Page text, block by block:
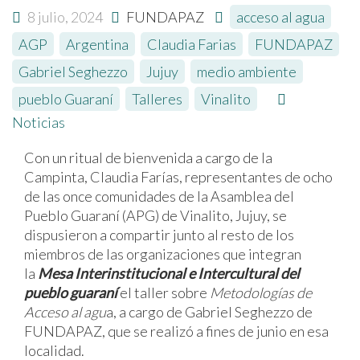
8 julio, 2024 FUNDAPAZ acceso al agua
AGP
Argentina Claudia Farias FUNDAPAZ
Gabriel Seghezzo
Jujuy medio ambiente
pueblo Guaraní
Talleres
Vinalito
Noticias
Con un ritual de bienvenida a cargo de la
Campinta, Claudia Farías, representantes de ocho
de las once comunidades de la Asamblea del
Pueblo Guaraní (APG) de Vinalito, Jujuy, se
dispusieron a compartir junto al resto de los
miembros de las organizaciones que integran
la Mesa Interinstitucional e Intercultural del
pueblo guaraníel taller sobre Metodologías de
Acceso al agua, a cargo de Gabriel Seghezzo de
FUNDAPAZ, que se realizó a fines de junio en esa
localidad.